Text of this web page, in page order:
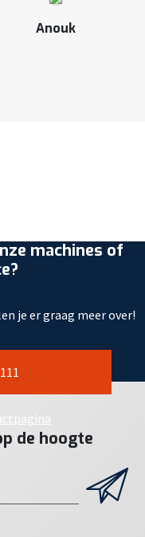
Anouk
machines of
je er graag meer over!
de hoogte